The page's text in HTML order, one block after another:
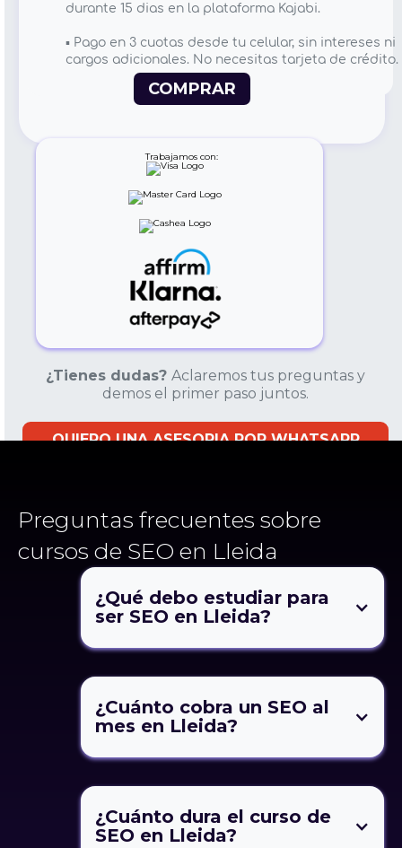
durante 15 dias en la plataforma Kajabi.
▪️ Pago en 3 cuotas desde tu celular, sin intereses ni
cargos adicionales. No necesitas tarjeta de crédito.
COMPRAR
Trabajamos con:
¿Tienes dudas? Aclaremos tus preguntas y
demos el primer paso juntos.
QUIERO UNA ASESORIA POR WHATSAPP
Preguntas frecuentes sobre
cursos de SEO en Lleida
¿Qué debo estudiar para
ser SEO en Lleida?
¿Cuánto cobra un SEO al
mes en Lleida?
¿Cuánto dura el curso de
SEO en Lleida?